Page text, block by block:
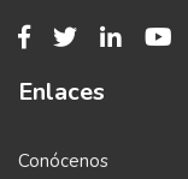
Enlaces
Conócenos